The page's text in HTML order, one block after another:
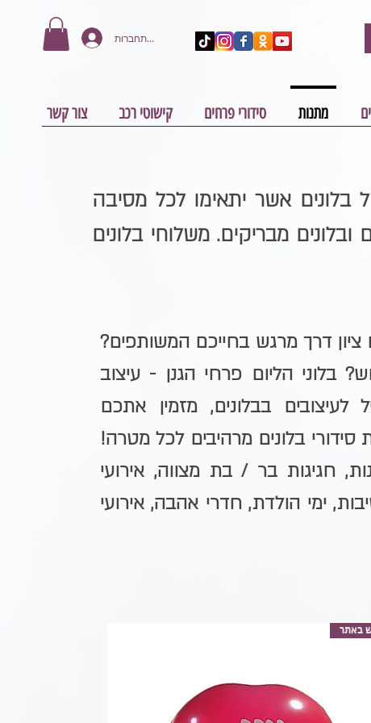
להתחברות
מתנות סידורי פרחים קישוטי רכב צור קשר
אשר יתאימו לכל מסיבה
ובלונים מבריקים. משלוחי בלונים
ציון דרך מרגש בחייכם המשותפים?
בלוני הליום פרחי הגנן - עיצוב
לעיצובים בבלונים, מזמין אתכם
בלונים מרהיבים לכל מטרה!
חגיגות בר / בת מצווה, אירועי
ימי הולדת, חדרי אהבה, אירועי
באתר